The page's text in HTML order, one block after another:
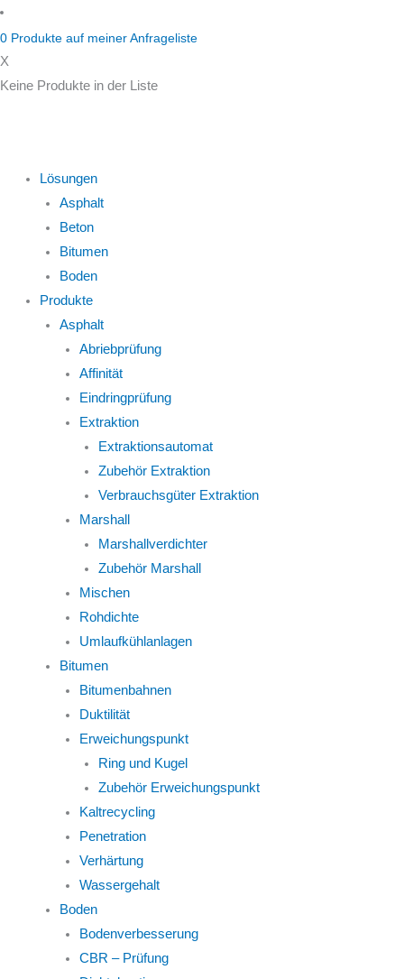
Zum
Inhalt
springen
0 Produkte auf meiner Anfrageliste
X
Keine Produkte in der Liste
Lösungen
Asphalt
Beton
Bitumen
Boden
Produkte
Asphalt
Abriebprüfung
Affinität
Eindringprüfung
Extraktion
Extraktionsautomat
Zubehör Extraktion
Verbrauchsgüter Extraktion
Marshall
Marshallverdichter
Zubehör Marshall
Mischen
Rohdichte
Umlaufkühlanlagen
Bitumen
Bitumenbahnen
Duktilität
Erweichungspunkt
Ring und Kugel
Zubehör Erweichungspunkt
Kaltrecycling
Penetration
Verhärtung
Wassergehalt
Boden
Bodenverbesserung
CBR – Prüfung